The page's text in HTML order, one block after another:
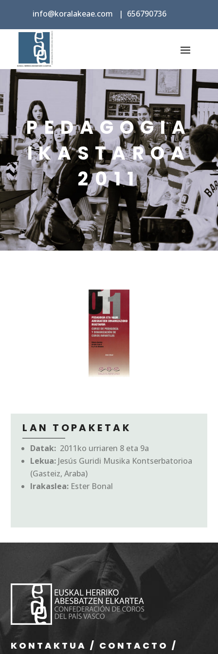
info@koralakeae.com | 656790736
PEDAGOGIA
IKASTAROA
2011
LAN TOPAKETAK
Datak: 2011ko urriaren 8 eta 9a
Lekua: Jesús Guridi Musika Kontserbatorioa
(Gasteiz, Araba)
Irakaslea: Ester Bonal
KONTAKTUA / CONTACTO /